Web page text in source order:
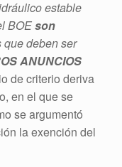
estable
BOEson
deben ser
ANUNCIOS
de criterio deriva
en el que se
se argumentó
la exención del